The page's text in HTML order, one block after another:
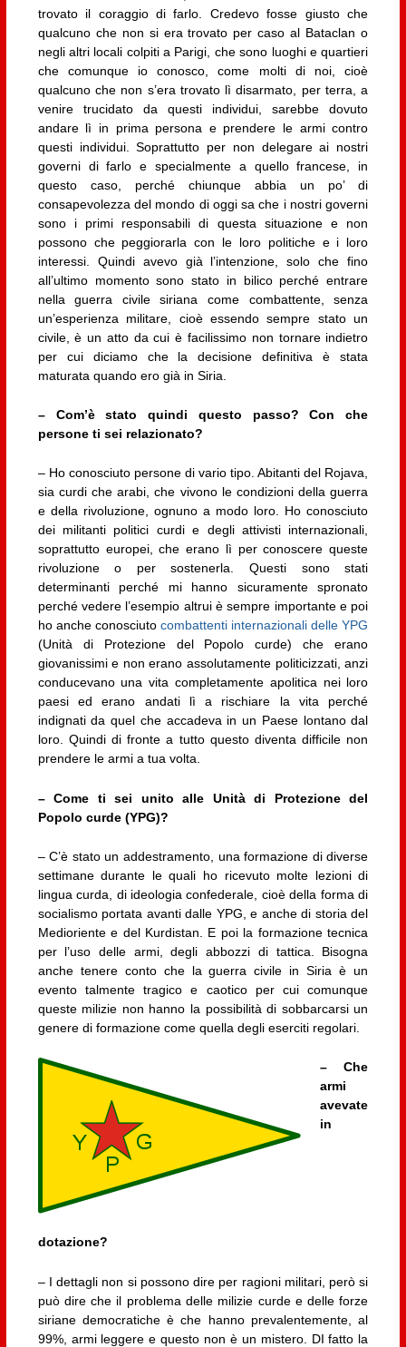
trovato il coraggio di farlo. Credevo fosse giusto che
qualcuno che non si era trovato per caso al Bataclan o
negli altri locali colpiti a Parigi, che sono luoghi e quartieri
che comunque io conosco, come molti di noi, cioè
qualcuno che non s’era trovato lì disarmato, per terra, a
venire trucidato da questi individui, sarebbe dovuto
andare lì in prima persona e prendere le armi contro
questi individui. Soprattutto per non delegare ai nostri
governi di farlo e specialmente a quello francese, in
questo caso, perché chiunque abbia un po’ di
consapevolezza del mondo di oggi sa che i nostri governi
sono i primi responsabili di questa situazione e non
possono che peggiorarla con le loro politiche e i loro
interessi. Quindi avevo già l’intenzione, solo che fino
all’ultimo momento sono stato in bilico perché entrare
nella guerra civile siriana come combattente, senza
un’esperienza militare, cioè essendo sempre stato un
civile, è un atto da cui è facilissimo non tornare indietro
per cui diciamo che la decisione definitiva è stata
maturata quando ero già in Siria.
– Com’è stato quindi questo passo? Con che
persone ti sei relazionato?
– Ho conosciuto persone di vario tipo. Abitanti del Rojava,
sia curdi che arabi, che vivono le condizioni della guerra
e della rivoluzione, ognuno a modo loro. Ho conosciuto
dei militanti politici curdi e degli attivisti internazionali,
soprattutto europei, che erano lì per conoscere queste
rivoluzione o per sostenerla. Questi sono stati
determinanti perché mi hanno sicuramente spronato
perché vedere l’esempio altrui è sempre importante e poi
ho anche conosciuto combattenti internazionali delle YPG
(Unità di Protezione del Popolo curde) che erano
giovanissimi e non erano assolutamente politicizzati, anzi
conducevano una vita completamente apolitica nei loro
paesi ed erano andati lì a rischiare la vita perché
indignati da quel che accadeva in un Paese lontano dal
loro. Quindi di fronte a tutto questo diventa difficile non
prendere le armi a tua volta.
– Come ti sei unito alle Unità di Protezione del
Popolo curde (YPG)?
– C’è stato un addestramento, una formazione di diverse
settimane durante le quali ho ricevuto molte lezioni di
lingua curda, di ideologia confederale, cioè della forma di
socialismo portata avanti dalle YPG, e anche di storia del
Medioriente e del Kurdistan. E poi la formazione tecnica
per l’uso delle armi, degli abbozzi di tattica. Bisogna
anche tenere conto che la guerra civile in Siria è un
evento talmente tragico e caotico per cui comunque
queste milizie non hanno la possibilità di sobbarcarsi un
genere di formazione come quella degli eserciti regolari.
– Che
armi
avevate
in
dotazione?
– I dettagli non si possono dire per ragioni militari, però si
può dire che il problema delle milizie curde e delle forze
siriane democratiche è che hanno prevalentemente, al
99%, armi leggere e questo non è un mistero. DI fatto la